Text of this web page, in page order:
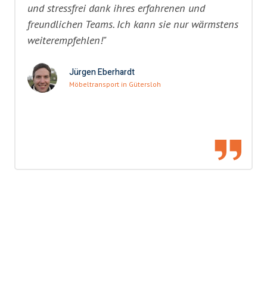
und stressfrei dank ihres erfahrenen und
freundlichen Teams. Ich kann sie nur wärmstens
weiterempfehlen!"
Jürgen Eberhardt
Möbeltransport in Gütersloh